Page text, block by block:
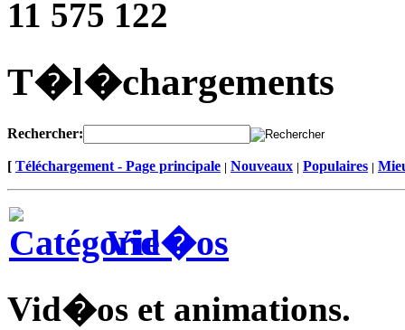
11 575 122
T�l�chargements
Rechercher:
[ Téléchargement - Page principale | Nouveaux | Populaires |
Vid�os
Vid�os et animations.